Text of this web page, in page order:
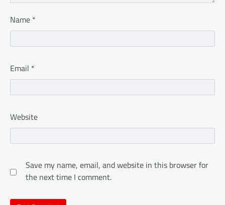
Name *
Email *
Website
Save my name, email, and website in this browser for
the next time I comment.